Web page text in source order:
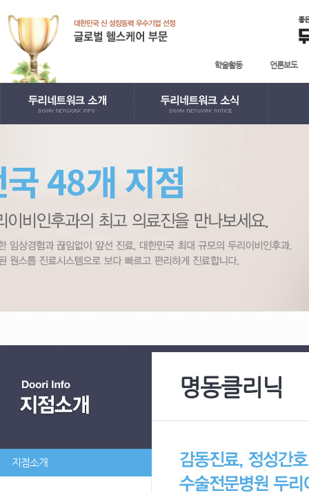
학술활동 언론보도
· English
· 日本語
· 언론보도
· 사회공헌
48개 지점
지점소개
명동클리닉